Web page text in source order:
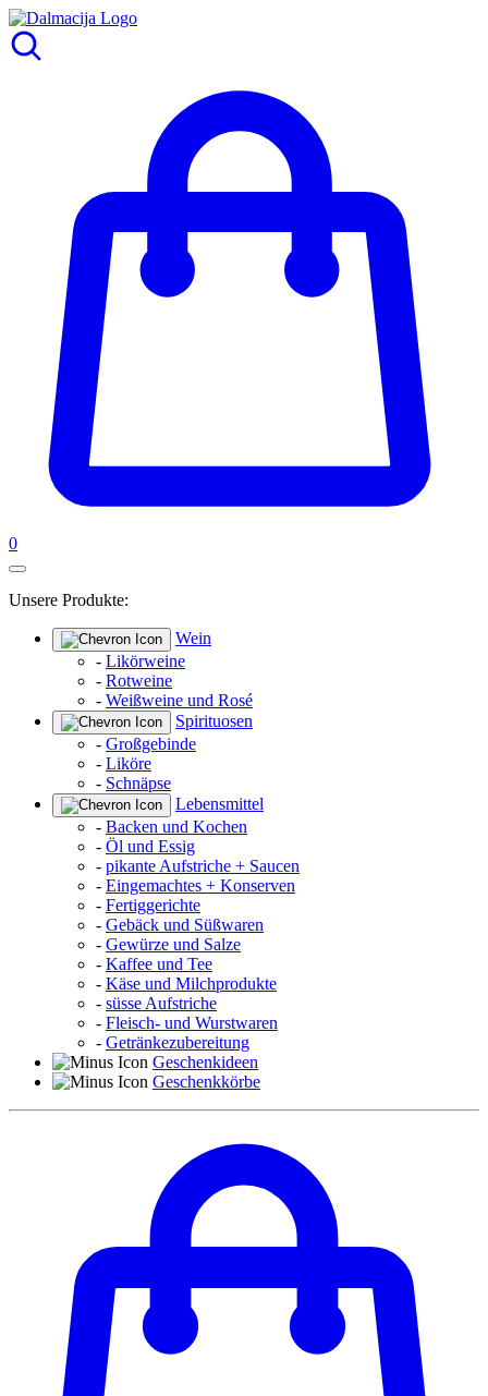
0
Unsere Produkte:
Wein
- Likörweine
- Rotweine
- Weißweine und Rosé
Spirituosen
- Großgebinde
- Liköre
- Schnäpse
Lebensmittel
- Backen und Kochen
- Öl und Essig
- pikante Aufstriche + Saucen
- Eingemachtes + Konserven
- Fertiggerichte
- Gebäck und Süßwaren
- Gewürze und Salze
- Kaffee und Tee
- Käse und Milchprodukte
- süsse Aufstriche
- Fleisch- und Wurstwaren
- Getränkezubereitung
Geschenkideen
Geschenkkörbe